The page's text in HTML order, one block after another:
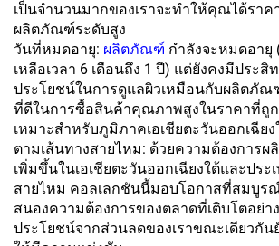
เป็นจำนวนมากของเราจะทำให้คุณได้รา
ผลิตภัณฑ์ระดับสูง
วันที่หมดอายุ: ผลิตภัณฑ์ กำลังจะหมดอายุ
เหลือเวลา 6 เดือนถึง 1 ปี) แต่ยังคงมีประ
ประโยชน์ในการดูแลผิวเหมือนกับผลิตภัณ
ที่ดีในการซื้อสินค้าคุณภาพสูงในราคาที่ถู
เหมาะสำหรับภูมิภาคเอเชียตะวันออกเฉีย
ตามเส้นทางสายไหม: ด้วยความต้องการ
เพิ่มขึ้นในเอเชียตะวันออกเฉียงใต้และประ
สายไหม คอลเลกชันนี้มอบโอกาสที่สมบูร
สนองความต้องการของตลาดที่เติบโตอย่า
ประโยชน์จากส่วนลดของเราขณะเดียวกั